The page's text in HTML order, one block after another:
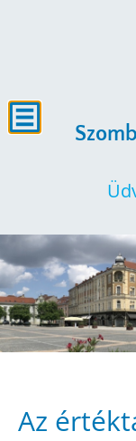
Az